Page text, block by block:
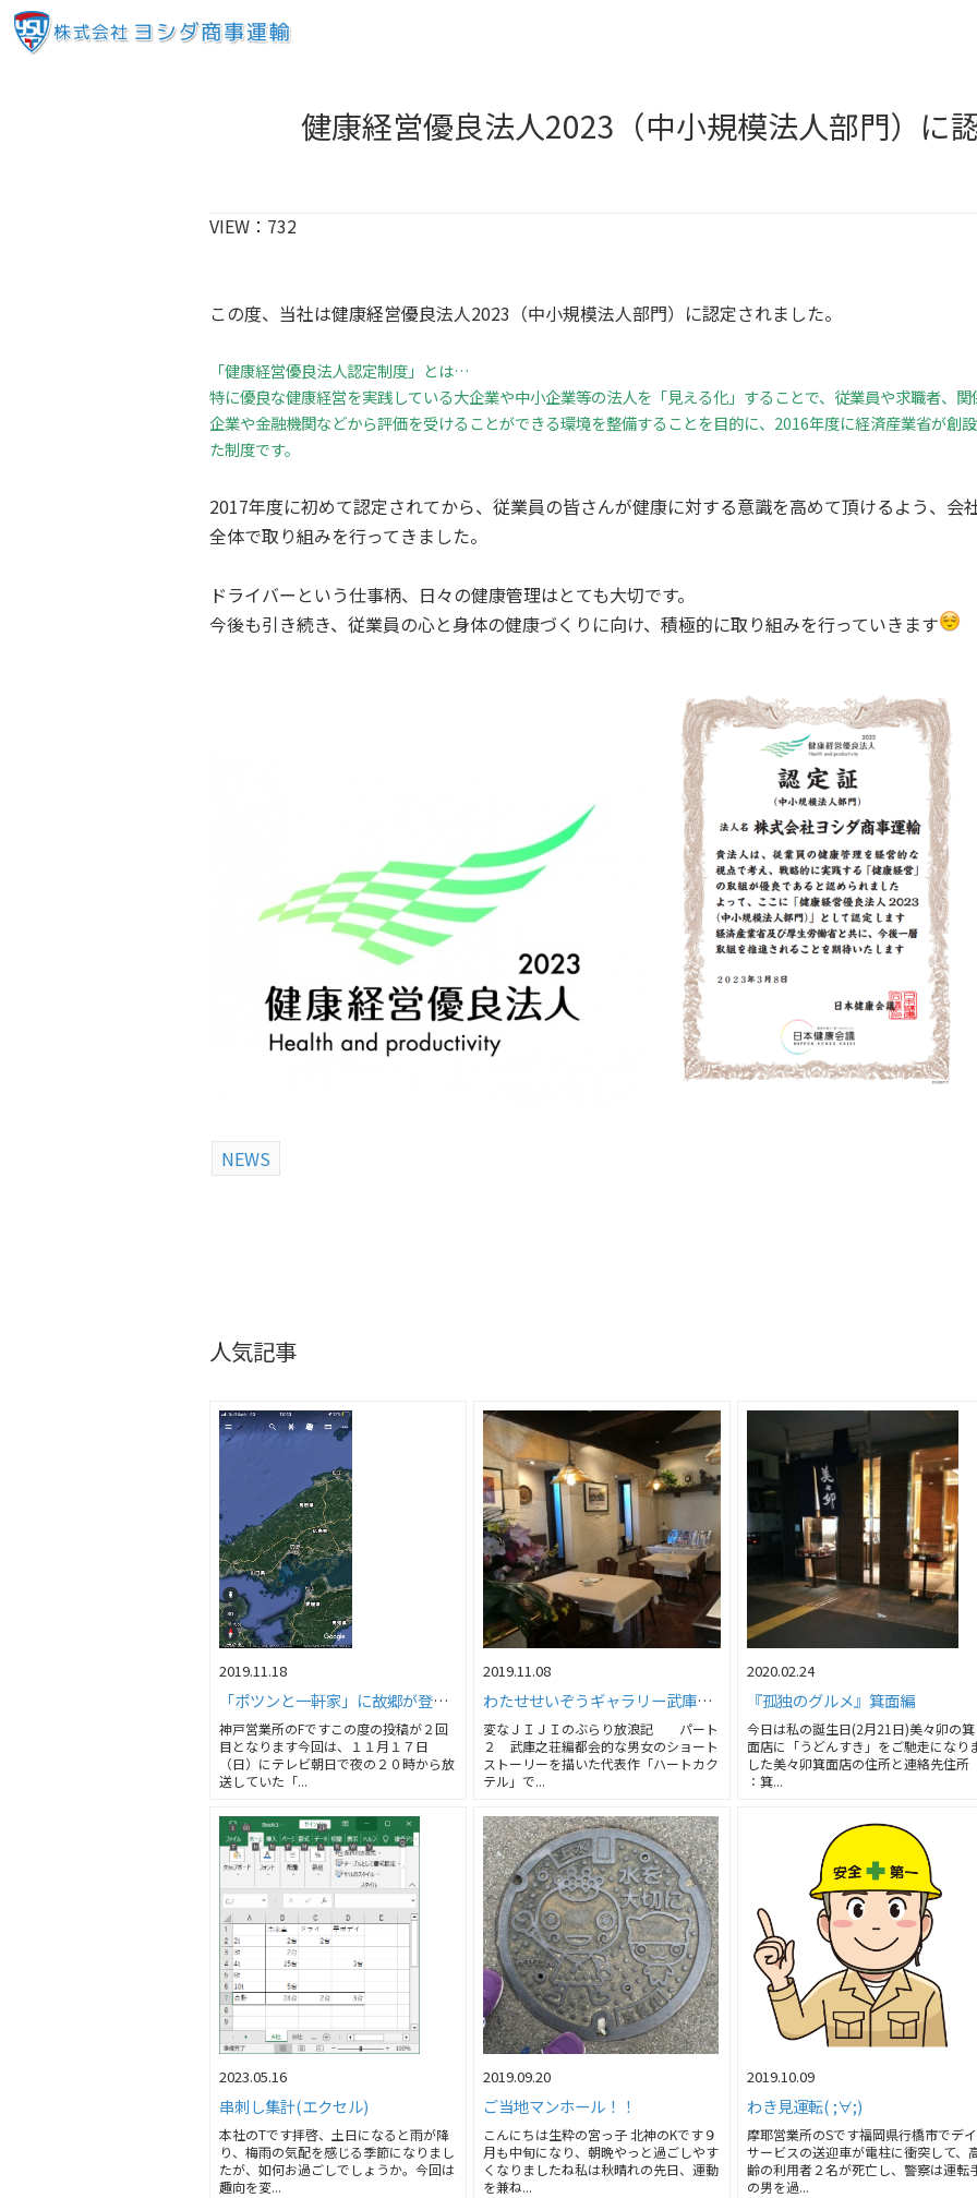
健康経営優良法人2023（中小規模法人部門）に
VIEW： 732
この度、当社は健康経営優良法人2023（中小規模法人部門）に認定されました。
「健康経営優良法人認定制度」とは…
特に優良な健康経営を実践している大企業や中小企業等の法人を「見える化」することで、従業員や求職者、関
企業や金融機関などから評価を受けることができる環境を整備することを目的に、2016年度に経済産業省が創
た制度です。
2017年度に初めて認定されてから、従業員の皆さんが健康に対する意識を高めて頂けるよう、会
全体で取り組みを行ってきました。
ドライバーという仕事柄、日々の健康管理はとても大切です。
今後も引き続き、従業員の心と身体の健康づくりに向け、積極的に取り組みを行っていきます
NEWS
人気記事
2019.11.18
「ポツンと一軒家」に故郷が登場！！
神戸営業所のFですこの度の投稿が２回
目となります今回は、１１月１７日
（日）にテレビ朝日で夜の２０時から放
送していた「...
2019.11.08
わたせせいぞうギャラリー武庫之荘withダ・ヴィンチ」へ行ってきました！！
変なＪＩＪＩのぶらり放浪記 パート
２ 武庫之荘編都会的な男女のショート
ストーリーを描いた代表作「ハートカク
テル」で...
2020.02.24
『孤独のグルメ』箕面編
今日は私の誕生日(2月21日)美々卯の箕
面店に「うどんすき」をご馳走になり
した美々卯箕面店の住所と連絡先住所
：箕...
2023.05.16
串刺し集計(エクセル)
本社のTです拝啓、土日になると雨が降
り、梅雨の気配を感じる季節になりまし
たが、如何お過ごしでしょうか。今回は
趣向を変...
2019.09.20
ご当地マンホール！！
こんにちは生粋の宮っ子 北神のKです９
月も中旬になり、朝晩やっと過ごしやす
くなりましたね私は秋晴れの先日、運動
を兼ね...
2019.10.09
わき見運転( ;∀;)
摩耶営業所のSです福岡県行橋市でデイ
サービスの送迎車が電柱に衝突して、
齢の利用者２名が死亡し、警察は運転
の男を過...